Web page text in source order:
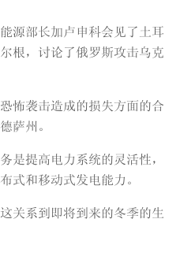
源部长加卢申科会见了土耳
根，讨论了俄罗斯攻击乌克
怖袭击造成的损失方面的合
萨州。
是提高电力系统的灵活性，
式和移动式发电能力。
关系到即将到来的冬季的生